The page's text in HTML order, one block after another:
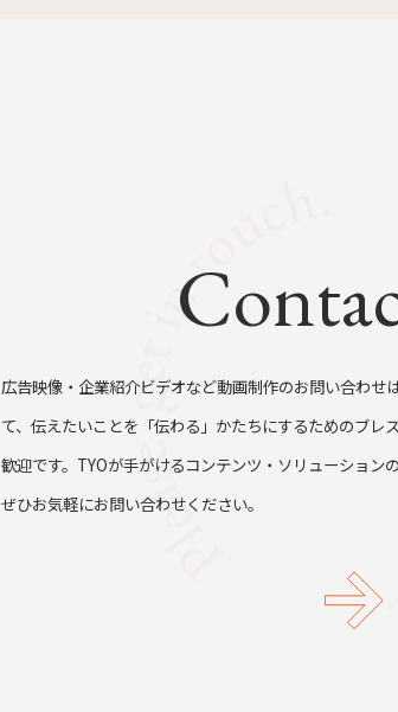
広告映像・企業紹介ビデオなど動画制作のお問い合わせ
て、伝えたいことを「伝わる」かたちにするためのブレ
歓迎です。TYOが手がけるコンテンツ・ソリューション
ぜひお気軽にお問い合わせください。